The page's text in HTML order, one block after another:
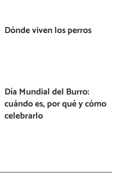
Dónde viven los perros
Día Mundial del Burro:
cuándo es, por qué y cómo
celebrarlo